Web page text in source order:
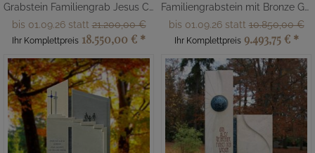
Grabstein Familiengrab Jesus Christus Figur
bis 01.09.26 statt21.200,00 €
Ihr Komplettpreis 18.550,00 € *
Familiengrabstein mit Bronze Grabkreuz & Rosen
bis 01.09.26 statt10.850,00 €
Ihr Komplettpreis 9.493,75 € *